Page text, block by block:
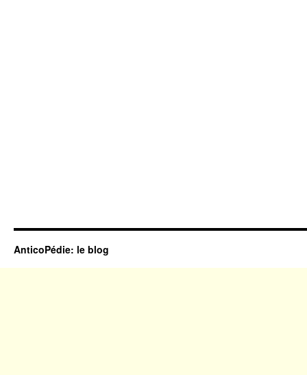
AnticoPédie: le blog